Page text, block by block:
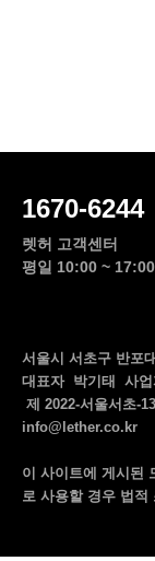
1670-6244
렛허 고객센터
평일 10:00 ~ 17:00
서울시 서초구 반포
대표자 박기태 사업
제 2022-서울서초-
info@lether.co.kr
이 사이트에 게시된
로 사용할 경우 법적